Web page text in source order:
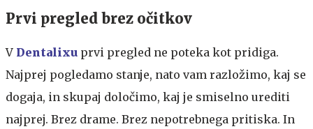
Prvi pregled brez očitkov
V Dentalixu prvi pregled ne poteka kot pridiga.
Najprej pogledamo stanje, nato vam razložimo, kaj se
dogaja, in skupaj določimo, kaj je smiselno urediti
najprej. Brez drame. Brez nepotrebnega pritiska. In